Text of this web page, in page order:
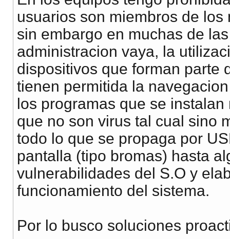
usuarios son miembros de
sin embargo en muchas de
administracion vaya, la
dispositivos que forman parte
tienen permitida la
los programas que se
que no son virus tal cual sino
todo lo que se propaga por
pantalla (tipo bromas) hasta
vulnerabilidades del S.O y
funcionamiento del sistema.
Por lo busco soluciones